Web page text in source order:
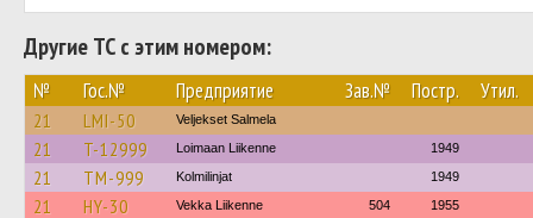
Другие ТС с этим номером:
№ Гос.№ Предприятие Зав.№ Постр. Утил.
21 LMI-50 Veljekset Salmela
21 T-12999 Loimaan Liikenne 1949
21 TM-999 Kolmilinjat 1949
21 HY-30 Vekka Liikenne 504 1955